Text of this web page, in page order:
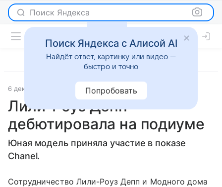
Поиск Яндекса
6 декабря 2016 Светская жизнь
Лили-Роуз Депп
дебютировала на подиуме
Юная модель приняла участие в показе
Chanel.
Сотрудничество Лили-Роуз Депп и Модного дома
Поиск Яндекса с Алисой AI
Найдёт ответ, картинку или видео —
быстро и точно
Попробовать